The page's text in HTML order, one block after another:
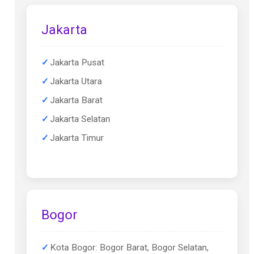
Jakarta
Jakarta Pusat
Jakarta Utara
Jakarta Barat
Jakarta Selatan
Jakarta Timur
Bogor
Kota Bogor: Bogor Barat, Bogor Selatan,